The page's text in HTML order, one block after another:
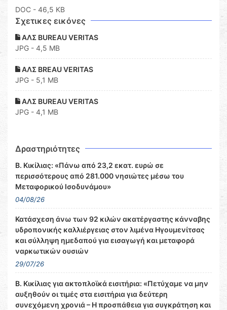
DOC - 46,5 KB
Σχετικες εικόνες
ΑΛΣ BUREAU VERITAS
JPG - 4,5 MB
ΑΛΣ BREAU VERITAS
JPG - 5,1 MB
ΑΛΣ BUREAU VERITAS
JPG - 4,1 MB
Δραστηριότητες
Β. Κικίλιας: «Πάνω από 23,2 εκατ. ευρώ σε
περισσότερους από 281.000 νησιώτες μέσω του
Μεταφορικού Ισοδυνάμου»
04/08/26
Κατάσχεση άνω των 92 κιλών ακατέργαστης κάνναβης
υδροπονικής καλλιέργειας στον λιμένα Ηγουμενίτσας
και σύλληψη ημεδαπού για εισαγωγή και μεταφορά
ναρκωτικών ουσιών
29/07/26
Β. Κικίλιας για ακτοπλοϊκά εισιτήρια: «Πετύχαμε να μην
αυξηθούν οι τιμές στα εισιτήρια για δεύτερη
συνεχόμενη χρονιά – Η προσπάθεια για συγκράτηση και